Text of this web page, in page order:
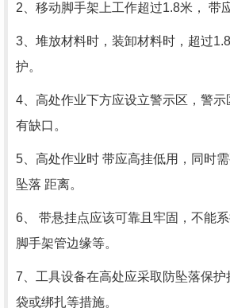
2、移动脚手架上工作超过1.8米， 带
3、堆放材料时，装卸材料时，超过1.8
护。
4、高处作业下方应设立警示区，警示
有缺口。
5、高处作业时 带应高挂低用，同时
坠落 距离。
6、 带悬挂点应该可靠且牢固，不能系
脚手架管边缘等。
7、工具设备在高处应采取防坠落保
袋或绑扎等措施。